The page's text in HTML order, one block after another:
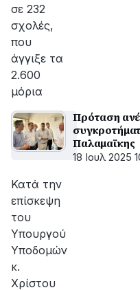
σε 232
σχολές,
που
άγγιξε τα
2.600
μόρια
Πρόταση
Παλαμαϊκης
18 Ιουλ 2025
Κατά την
επίσκεψη
του
Υπουργού
Υποδομών
κ.
Χρίστου